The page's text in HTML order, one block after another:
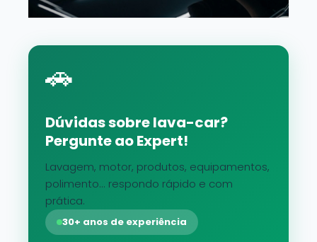
🚗
Dúvidas sobre lava-car?
Pergunte ao Expert!
Lavagem, motor, produtos, equipamentos,
polimento... respondo rápido e com
prática.
30+ anos de experiência